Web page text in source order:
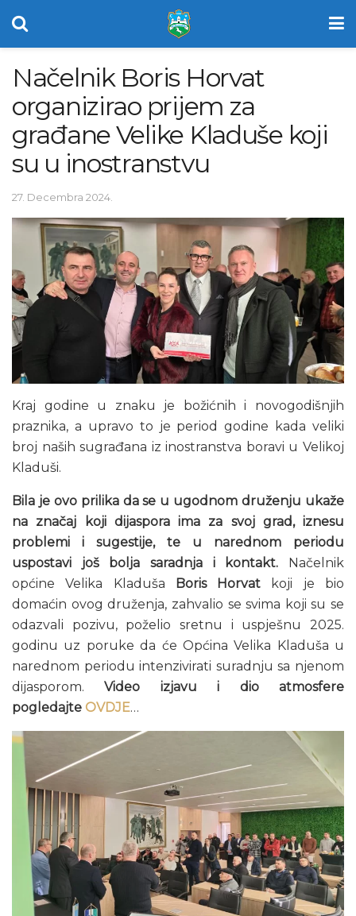
Načelnik Boris Horvat
organizirao prijem za
građane Velike Kladuše koji
su u inostranstvu
27. Decembra 2024.
Kraj godine u znaku je božićnih i novogodišnjih
praznika, a upravo to je period godine kada veliki
broj naših sugrađana iz inostranstva boravi u Velikoj
Kladuši.
Bila je ovo prilika da se u ugodnom druženju ukaže
na značaj koji dijaspora ima za svoj grad, iznesu
problemi i sugestije, te u narednom periodu
uspostavi još bolja saradnja i kontakt. Načelnik
općine Velika Kladuša
Boris Horvat koji je bio
domaćin ovog druženja, zahvalio se svima koji su se
odazvali pozivu, poželio sretnu i uspješnu 2025.
godinu uz poruke da će Općina Velika Kladuša u
narednom periodu intenzivirati suradnju sa njenom
dijasporom.Video izjavu i dio atmosfere
pogledajte OVDJE…